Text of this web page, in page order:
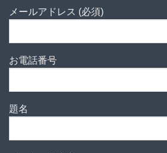
メールアドレス (必須)
お電話番号
題名